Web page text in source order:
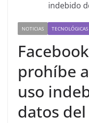
NOTICIAS TECNOLÓGICAS
prohíbe
uso
datos